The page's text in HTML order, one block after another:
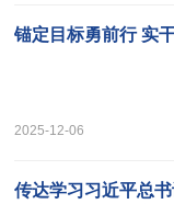
锚定目标勇前行 实
2025-12-06
传达学习习近平总